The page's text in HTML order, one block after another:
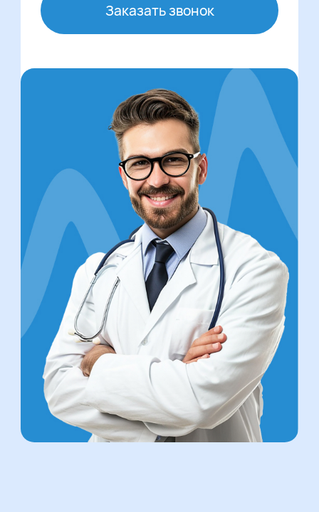
Заказать звонок